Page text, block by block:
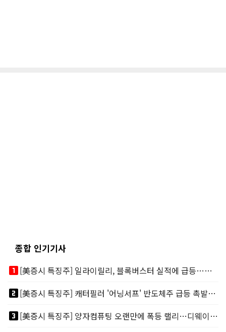
종합 인기기사
looks_one
[美증시 특징주] 일라이릴리, 블록버스터 실적에 급등…마운자로 매출 폭발
looks_two
[美증시 특징주] 캐터필러 '어닝서프' 반도체주 급등 촉발…"AI 데이터센터 건설 강력"
looks_3
[美증시 특징주] 양자컴퓨팅 오랜만에 폭등 랠리…디웨이브·아이온큐 주도